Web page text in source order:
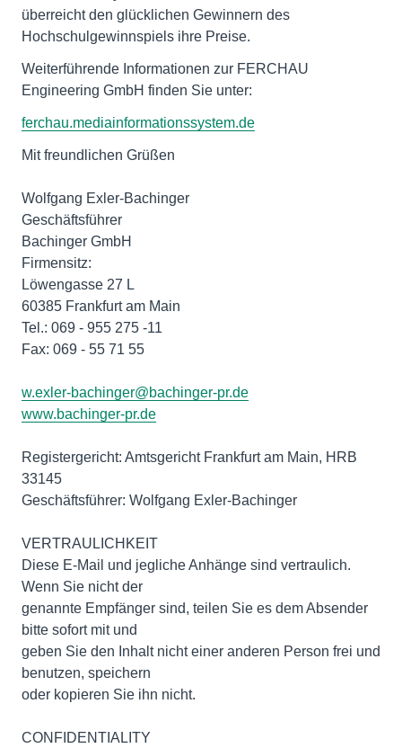
überreicht den glücklichen Gewinnern des
Hochschulgewinnspiels ihre Preise.
Weiterführende Informationen zur FERCHAU
Engineering GmbH finden Sie unter:
ferchau.mediainformationssystem.de
Mit freundlichen Grüßen
Wolfgang Exler-Bachinger
Geschäftsführer
Bachinger GmbH
Firmensitz:
Löwengasse 27 L
60385 Frankfurt am Main
Tel.: 069 - 955 275 -11
Fax: 069 - 55 71 55
w.exler-bachinger@bachinger-pr.de
www.bachinger-pr.de
Registergericht: Amtsgericht Frankfurt am Main, HRB
33145
Geschäftsführer: Wolfgang Exler-Bachinger
VERTRAULICHKEIT
Diese E-Mail und jegliche Anhänge sind vertraulich.
Wenn Sie nicht der
genannte Empfänger sind, teilen Sie es dem Absender
bitte sofort mit und
geben Sie den Inhalt nicht einer anderen Person frei und
benutzen, speichern
oder kopieren Sie ihn nicht.
CONFIDENTIALITY